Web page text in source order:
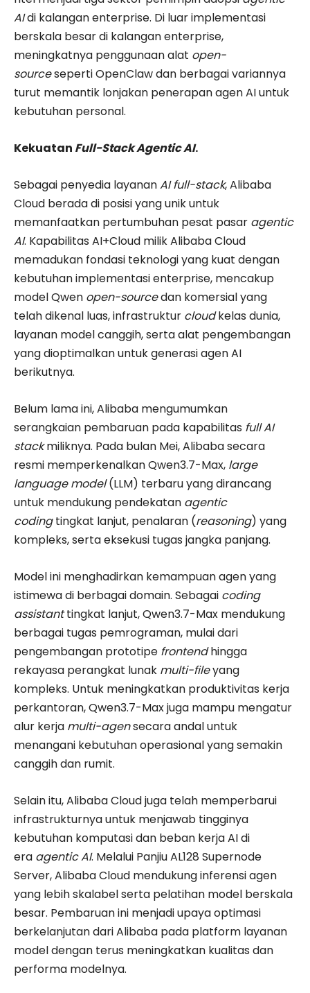
AIdi kalangan enterprise. Di luar implementasi
berskala besar di kalangan enterprise,
meningkatnya penggunaan alat open-
sourceseperti OpenClaw dan berbagai variannya
turut memantik lonjakan penerapan agen AI untuk
kebutuhan personal.
Kekuatan Full-Stack Agentic AI.
Sebagai penyedia layananAI full-stack, Alibaba
Cloud berada di posisi yang unik untuk
memanfaatkan pertumbuhan pesat pasar agentic
AI. Kapabilitas AI+Cloud milik Alibaba Cloud
memadukan fondasi teknologi yang kuat dengan
kebutuhan implementasi enterprise, mencakup
model Qwen open-sourcedan komersial yang
telah dikenal luas, infrastruktur cloudkelas dunia,
layanan model canggih, serta alat pengembangan
yang dioptimalkan untuk generasi agen AI
berikutnya.
Belum lama ini, Alibaba mengumumkan
serangkaian pembaruan pada kapabilitas full AI
stackmiliknya. Pada bulan Mei, Alibaba secara
resmi memperkenalkan Qwen3.7-Max, large
language model(LLM) terbaru yang dirancang
untuk mendukung pendekatan agentic
codingtingkat lanjut, penalaran (reasoning) yang
kompleks, serta eksekusi tugas jangka panjang.
Model ini menghadirkan kemampuan agen yang
istimewa di berbagai domain. Sebagai coding
assistanttingkat lanjut, Qwen3.7-Max mendukung
berbagai tugas pemrograman, mulai dari
pengembangan prototipe frontendhingga
rekayasa perangkat lunak multi-fileyang
kompleks. Untuk meningkatkan produktivitas kerja
perkantoran, Qwen3.7-Max juga mampu mengatur
alur kerja multi-agensecara andal untuk
menangani kebutuhan operasional yang semakin
canggih dan rumit.
Selain itu, Alibaba Cloud juga telah memperbarui
infrastrukturnya untuk menjawab tingginya
kebutuhan komputasi dan beban kerja AI di
era agentic AI. Melalui Panjiu AL128 Supernode
Server, Alibaba Cloud mendukung inferensi agen
yang lebih skalabel serta pelatihan model berskala
besar. Pembaruan ini menjadi upaya optimasi
berkelanjutan dari Alibaba pada platform layanan
model dengan terus meningkatkan kualitas dan
performa modelnya.